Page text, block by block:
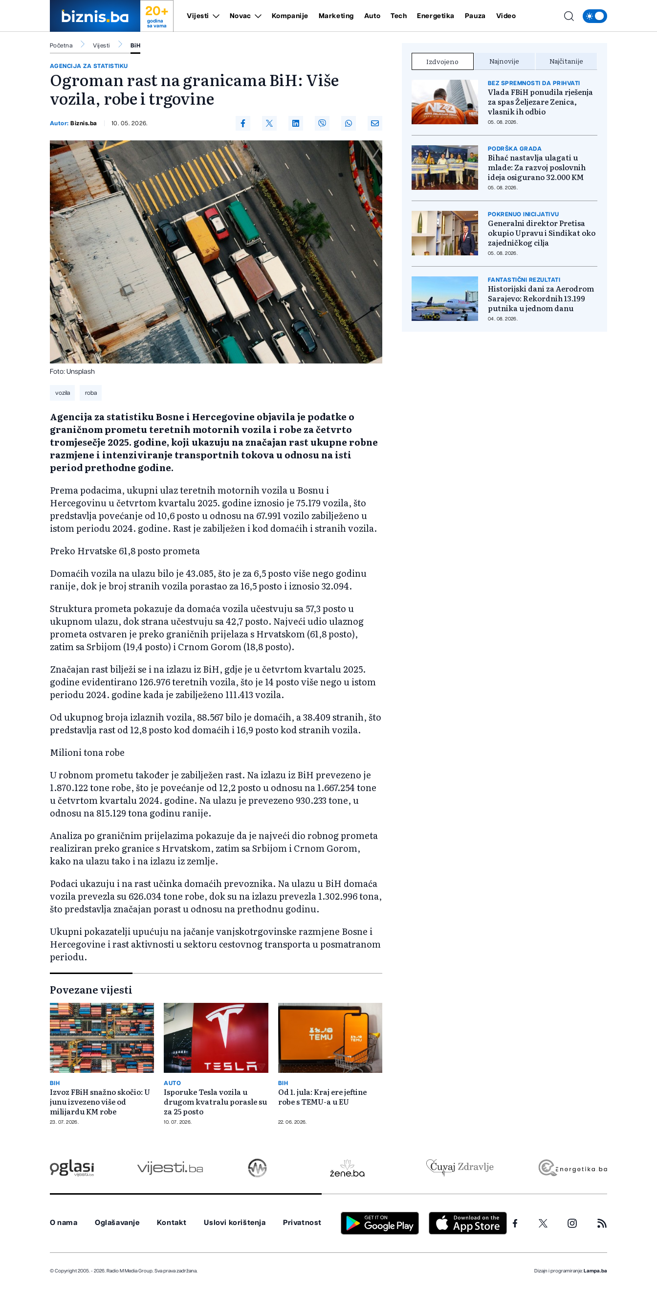
20+
godina
sa vama
Vijesti Novac Kompanije Marketing Auto Tech Energetika Pauza Video
Početna Vijesti BiH
AGENCIJA ZA STATISTIKU
Ogroman rast na granicama BiH: Više
vozila, robe i trgovine
Autor:Biznis.ba 10. 05. 2026.
Foto: Unsplash
vozila roba
Agencija za statistiku Bosne i Hercegovine objavila je podatke o
graničnom prometu teretnih motornih vozila i robe za četvrto
tromjesečje 2025. godine, koji ukazuju na značajan rast ukupne robne
razmjene i intenziviranje transportnih tokova u odnosu na isti
period prethodne godine.
Prema podacima, ukupni ulaz teretnih motornih vozila u Bosnu i
Hercegovinu u četvrtom kvartalu 2025. godine iznosio je 75.179 vozila, što
predstavlja povećanje od 10,6 posto u odnosu na 67.991 vozilo zabilježeno u
istom periodu 2024. godine. Rast je zabilježen i kod domaćih i stranih vozila.
Preko Hrvatske 61,8 posto prometa
Domaćih vozila na ulazu bilo je 43.085, što je za 6,5 posto više nego godinu
ranije, dok je broj stranih vozila porastao za 16,5 posto i iznosio 32.094.
Struktura prometa pokazuje da domaća vozila učestvuju sa 57,3 posto u
ukupnom ulazu, dok strana učestvuju sa 42,7 posto. Najveći udio ulaznog
prometa ostvaren je preko graničnih prijelaza s Hrvatskom (61,8 posto),
zatim sa Srbijom (19,4 posto) i Crnom Gorom (18,8 posto).
Značajan rast bilježi se i na izlazu iz BiH, gdje je u četvrtom kvartalu 2025.
godine evidentirano 126.976 teretnih vozila, što je 14 posto više nego u istom
periodu 2024. godine kada je zabilježeno 111.413 vozila.
Od ukupnog broja izlaznih vozila, 88.567 bilo je domaćih, a 38.409 stranih, što
predstavlja rast od 12,8 posto kod domaćih i 16,9 posto kod stranih vozila.
Milioni tona robe
U robnom prometu također je zabilježen rast. Na izlazu iz BiH prevezeno je
1.870.122 tone robe, što je povećanje od 12,2 posto u odnosu na 1.667.254 tone
u četvrtom kvartalu 2024. godine. Na ulazu je prevezeno 930.233 tone, u
odnosu na 815.129 tona godinu ranije.
Analiza po graničnim prijelazima pokazuje da je najveći dio robnog prometa
realiziran preko granice s Hrvatskom, zatim sa Srbijom i Crnom Gorom,
kako na ulazu tako i na izlazu iz zemlje.
Podaci ukazuju i na rast učinka domaćih prevoznika. Na ulazu u BiH domaća
vozila prevezla su 626.034 tone robe, dok su na izlazu prevezla 1.302.996 tona,
što predstavlja značajan porast u odnosu na prethodnu godinu.
Ukupni pokazatelji upućuju na jačanje vanjskotrgovinske razmjene Bosne i
Hercegovine i rast aktivnosti u sektoru cestovnog transporta u posmatranom
periodu.
Povezane vijesti
BIH
Izvoz FBiH snažno skočio: U
junu izvezeno više od
milijardu KM robe
23. 07. 2026.
AUTO
Isporuke Tesla vozila u
drugom kvatralu porasle su
za 25 posto
10. 07. 2026.
BIH
Od 1. jula: Kraj ere jeftine
robe s TEMU-a u EU
22. 06. 2026.
Izdvojeno Najnovije Najčitanije
BEZ SPREMNOSTI DA PRIHVATI
Vlada FBiH ponudila rješenja
za spas Željezare Zenica,
vlasnik ih odbio
05. 08. 2026.
PODRŠKA GRADA
Bihać nastavlja ulagati u
mlade: Za razvoj poslovnih
ideja osigurano 32.000 KM
05. 08. 2026.
POKRENUO INICIJATIVU
Generalni direktor Pretisa
okupio Upravu i Sindikat oko
zajedničkog cilja
05. 08. 2026.
FANTASTIČNI REZULTATI
Historijski dani za Aerodrom
Sarajevo: Rekordnih 13.199
putnika u jednom danu
04. 08. 2026.
O nama Oglašavanje Kontakt Uslovi korištenja Privatnost
© Copyright 2005. - 2026. Radio M Media Group. Sva prava zadržana. Dizajn i programiranje: Lampa.ba